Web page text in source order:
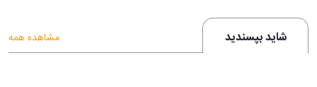
شاید بپسندید مشاهده همه